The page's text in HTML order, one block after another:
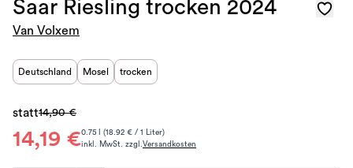
Saar Riesling trocken 2024
Van Volxem
Deutschland Mosel trocken
14,19 €
statt14,90 €
0.75 l (18.92 € / 1 Liter)
inkl. MwSt. zzgl.Versandkosten